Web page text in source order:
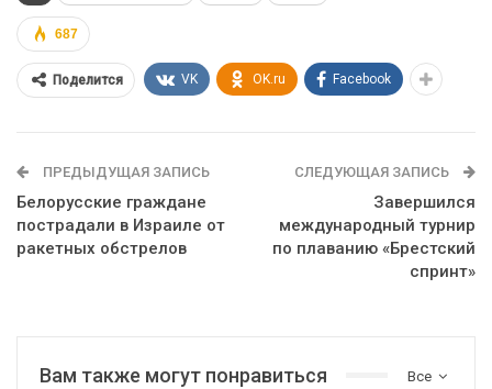
687
Поделится VK OK.ru Facebook
ПРЕДЫДУЩАЯ ЗАПИСЬ
Белорусские граждане
пострадали в Израиле от
ракетных обстрелов
СЛЕДУЮЩАЯ ЗАПИСЬ
Завершился
международный турнир
по плаванию «Брестский
спринт»
Все
Вам также могут понравиться